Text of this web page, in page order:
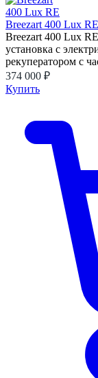
Breezart 400 Lux RE
Breezart 400 Lux
установка с
рекуператором с
374 000 ₽
Купить